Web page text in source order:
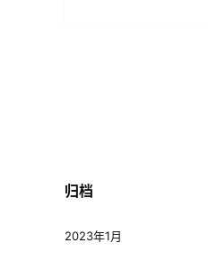
归档
2023年1月